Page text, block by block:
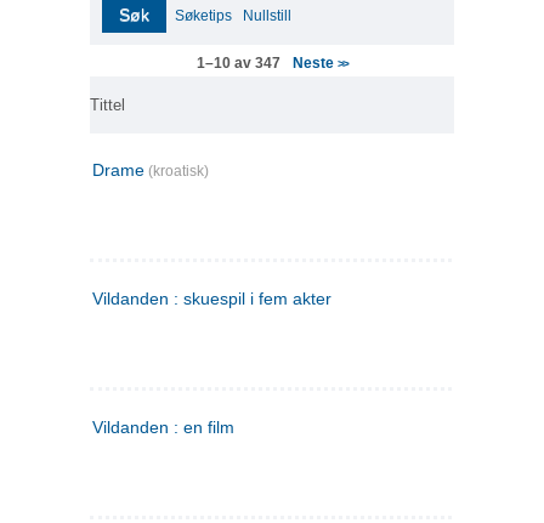
Søk Søketips Nullstill
1–10 av 347 Neste >>
Tittel
Drame (kroatisk)
Vildanden : skuespil i fem akter
Vildanden : en film